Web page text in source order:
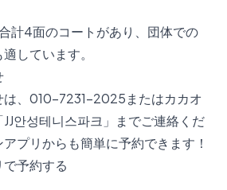
計4面のコートがあり、団体での
しています。
は、010-7231-2025またはカカオ
JJ안성테니스파크」までご連絡くだ
プリからも簡単に予約できます！
予約する